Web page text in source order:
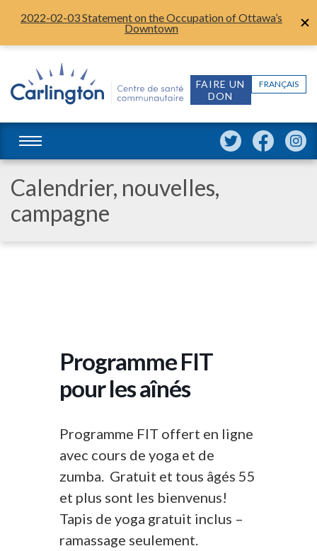
2022-02-03 Statement on the Occupation of Ottawa’s
Downtown
FRANÇAIS
FAIRE UN
DON
Calendrier, nouvelles,
campagne
Programme FIT
pour les aînés
Programme FIT offert en ligne
avec cours de yoga et de
zumba. Gratuit et tous âgés 55
et plus sont les bienvenus!
Tapis de yoga gratuit inclus –
ramassage seulement.